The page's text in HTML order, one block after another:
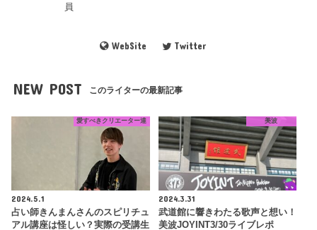
員
WebSite Twitter
NEW POST このライターの最新記事
愛すべきクリエーター達
2024.5.1
占い師きんまんさんのスピリチュ
アル講座は怪しい？実際の受講生
美波
2024.3.31
武道館に響きわたる歌声と想い！
美波JOYINT3/30ライブレポ